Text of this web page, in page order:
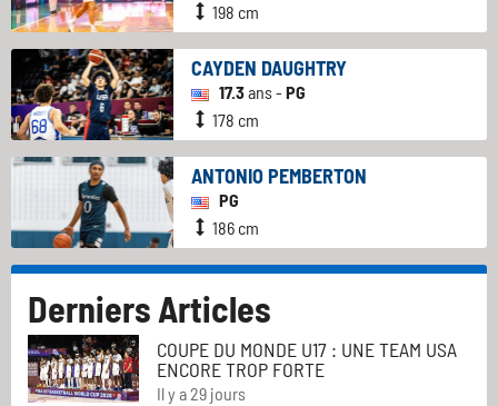
198 cm
CAYDEN DAUGHTRY
17.3ans - PG
178 cm
ANTONIO PEMBERTON
PG
186 cm
Derniers Articles
COUPE DU MONDE U17 : UNE TEAM USA
ENCORE TROP FORTE
Il y a 29 jours